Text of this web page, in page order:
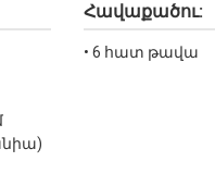
Հավաքածու:
• 6 հատ թավա